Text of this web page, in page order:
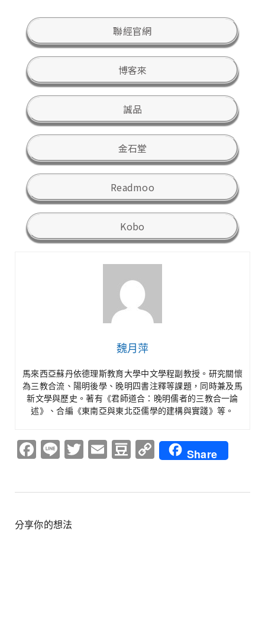
聯經官網
博客來
誠品
金石堂
Readmoo
Kobo
魏月萍
馬來西亞蘇丹依德理斯教育大學中文學程副教授。研究關懷
為三教合流、陽明後學、晚明四書注釋等課題，同時兼及馬
新文學與歷史。著有《君師道合：晚明儒者的三教合一論
述》、合編《東南亞與東北亞儒學的建構與實踐》等。
Facebook
LineTwitter
EmailDouban
CopyShare
分享你的想法